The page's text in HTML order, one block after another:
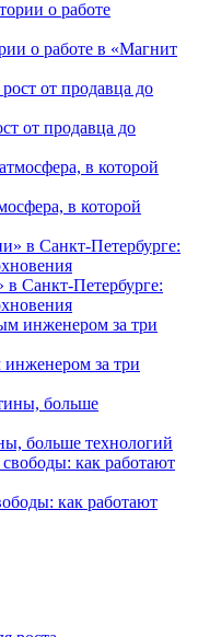
о работе в «Магнит
от продавца до
в которой
Санкт-Петербурге:
за три
больше технологий
как работают